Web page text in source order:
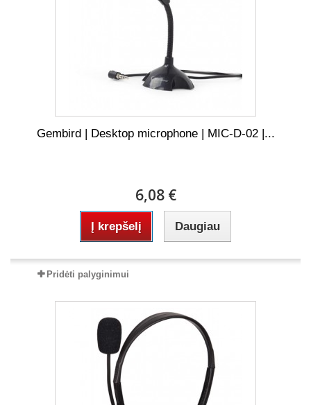
Gembird | Desktop microphone | MIC-D-02 |...
6,08 €
Į krepšelį Daugiau
Pridėti palyginimui